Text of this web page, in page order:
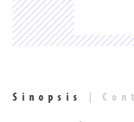
Sinopsis